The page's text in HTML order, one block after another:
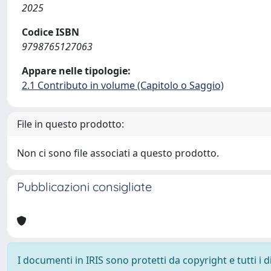
2025
Codice ISBN
9798765127063
Appare nelle tipologie:
2.1 Contributo in volume (Capitolo o Saggio)
File in questo prodotto:
Non ci sono file associati a questo prodotto.
Pubblicazioni consigliate
I documenti in IRIS sono protetti da copyright e tutti i